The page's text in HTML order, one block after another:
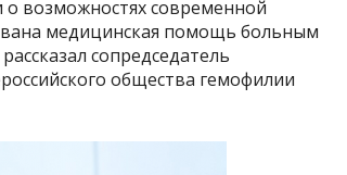
о возможностях современной
медицинская помощь больным
сопредседатель
общества гемофилии